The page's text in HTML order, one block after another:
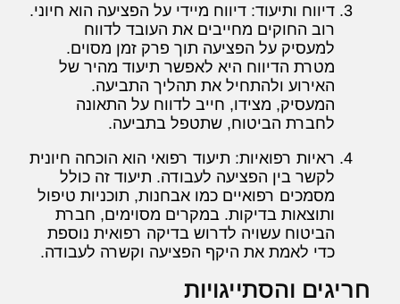
דיווח ותיעוד: דיווח מיידי על הפציעה הוא חיוני.
רוב החוקים מחייבים את העובד לדווח
למעסיק על הפציעה תוך פרק זמן מסוים.
מטרת הדיווח היא לאפשר תיעוד מהיר של
האירוע ולהתחיל את תהליך התביעה.
המעסיק, מצידו, חייב לדווח על התאונה
לחברת הביטוח, שתטפל בתביעה.
ראיות רפואיות: תיעוד רפואי הוא הוכחה חיונית
לקשר בין הפציעה לעבודה. תיעוד זה כולל
מסמכים רפואיים כמו אבחנות, תוכניות טיפול
ותוצאות בדיקות. במקרים מסוימים, חברת
הביטוח עשויה לדרוש בדיקה רפואית נוספת
כדי לאמת את היקף הפציעה וקשרה לעבודה.
חריגים והסתייגויות